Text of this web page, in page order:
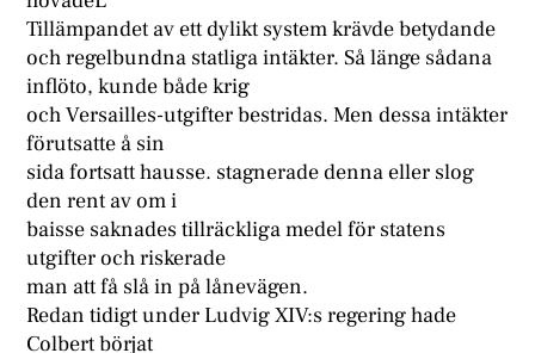
Tillämpandet av ett dylikt system krävde betydande
och regelbundna statliga intäkter. Så länge sådana
inflöto, kunde både krig
och Versailles-utgifter bestridas. Men dessa intäkter
förutsatte å sin
sida fortsatt hausse. stagnerade denna eller slog
den rent av om i
baisse saknades tillräckliga medel för statens
utgifter och riskerade
man att få slå in på lånevägen.
Redan tidigt under Ludvig XIV:s regering hade
Colbert börjat